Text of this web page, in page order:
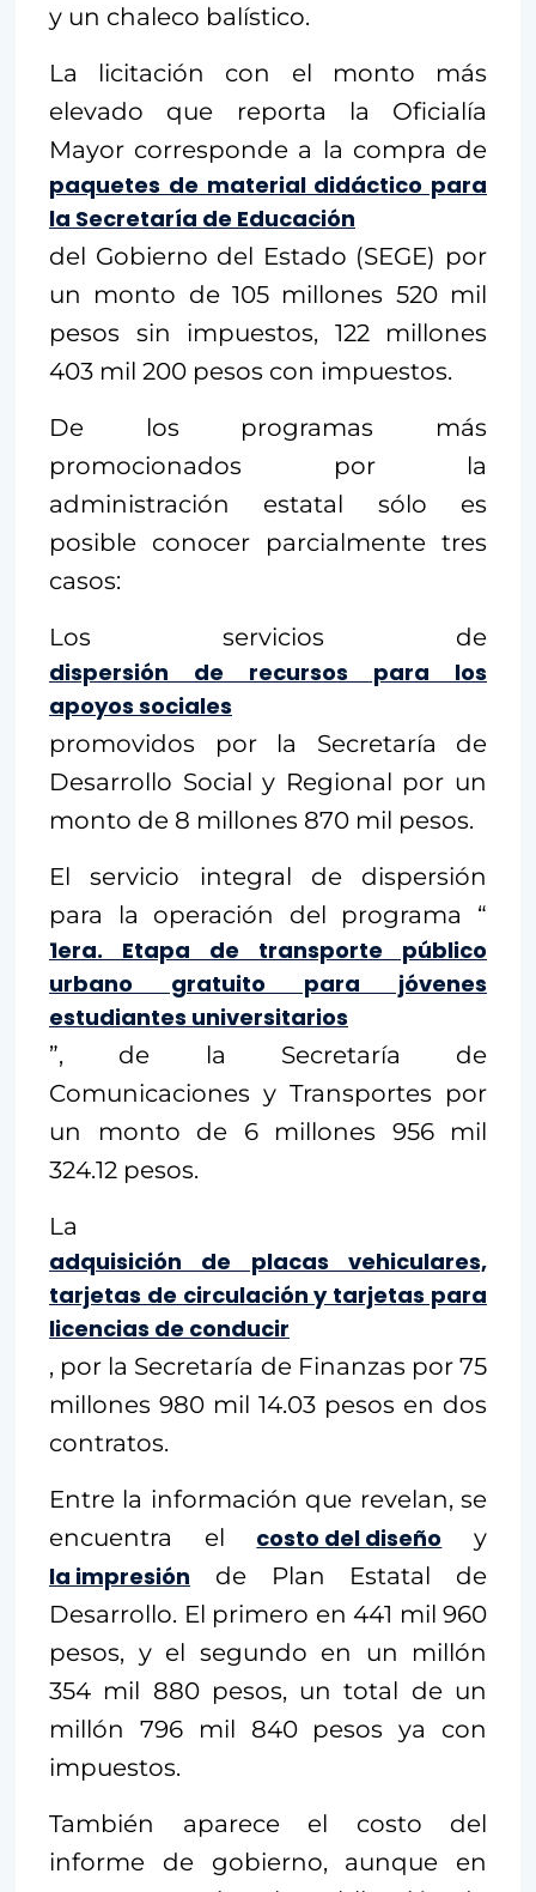
y un chaleco balístico.
La licitación con el monto más
elevado que reporta la Oficialía
Mayor corresponde a la compra de
paquetes de material didáctico para
la Secretaría de Educación
del Gobierno del Estado (SEGE) por
un monto de 105 millones 520 mil
pesos sin impuestos, 122 millones
403 mil 200 pesos con impuestos.
De los programas más
promocionados por la
administración estatal sólo es
posible conocer parcialmente tres
casos:
Los servicios de
dispersión de recursos para los
apoyos sociales
promovidos por la Secretaría de
Desarrollo Social y Regional por un
monto de 8 millones 870 mil pesos.
El servicio integral de dispersión
para la operación del programa “
1era. Etapa de transporte público
urbano gratuito para jóvenes
estudiantes universitarios
”, de la Secretaría de
Comunicaciones y Transportes por
un monto de 6 millones 956 mil
324.12 pesos.
La
adquisición de placas vehiculares,
tarjetas de circulación y tarjetas para
licencias de conducir
, por la Secretaría de Finanzas por 75
millones 980 mil 14.03 pesos en dos
contratos.
Entre la información que revelan, se
encuentra el costo del diseño y
la impresión de Plan Estatal de
Desarrollo. El primero en 441 mil 960
pesos, y el segundo en un millón
354 mil 880 pesos, un total de un
millón 796 mil 840 pesos ya con
impuestos.
También aparece el costo del
informe de gobierno, aunque en